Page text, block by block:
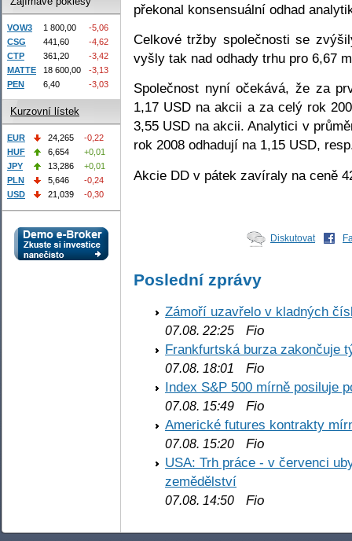
překonal konsensuální odhad
Celkové tržby společnosti se
vyšly tak nad odhady trhu pro 6,67
Společnost nyní očekává, že za
1,17 USD na akcii a za celý rok
3,55 USD na akcii. Analytici v
rok 2008 odhadují na 1,15 USD,
Akcie DD v pátek zavíraly na ceně
Diskutovat
Poslední zprávy
Zámoří uzavřelo v kladných
07.08. 22:25 Fio
Frankfurtská burza zakončuje
07.08. 18:01
Fio
Index S&P 500 mírně posiluje
07.08. 15:49 Fio
Americké futures kontrakty
07.08. 15:20 Fio
USA: Trh práce - v červenci
zemědělství
07.08. 14:50 Fio
VOW3 1 800,00
-5,06
CSG
441,60
-4,62
CTP
361,20
-3,42
MATTE
18 600,00
-3,13
PEN
6,40 -3,03
Kurzovní lístek
EUR 24,265
-0,22
HUF
6,654
+0,01
JPY
13,286
+0,01
PLN
5,646
-0,24
USD
21,039 -0,30